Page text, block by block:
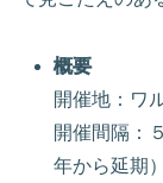
概要
開催地：ワ
開催間隔：
年から延期